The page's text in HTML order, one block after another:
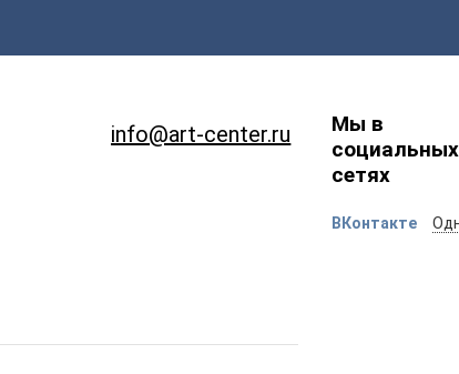
info@art-center.ru
Мы в
социальных
сетях
ВКонтакте